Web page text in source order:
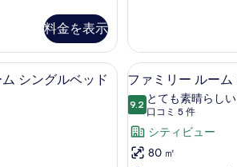
す
る
料金を表示
台
浴
槽
(Selection)
の
ー
ム
キ
ン
グ
ベ
ッ
ド
Club エグゼクティブ ルーム シングルベッド 2
シングルベッド
フ
ァ
ミ
リ
ー
9
ファミリー ルー
9.210 点中 9.2
とても素晴らしい
口コミ 5 件
(口
コ
ミ
シティビュー
80 ㎡